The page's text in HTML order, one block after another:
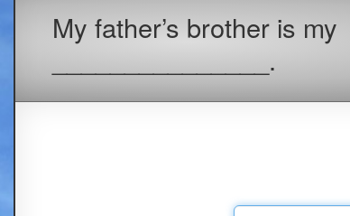
My father’s brother is my
_______________.